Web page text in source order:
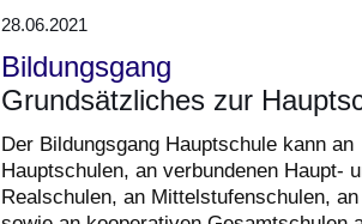
28.06.2021
Bildungsgang
Grundsätzliches zur
Der Bildungsgang Hauptschule kann an
Hauptschulen, an verbundenen Haupt-
Realschulen, an Mittelstufenschulen,